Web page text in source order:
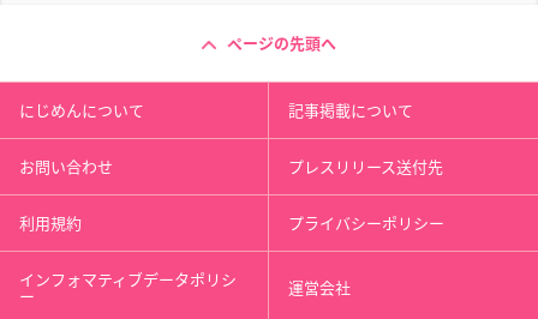
ページの先頭へ
にじめんについて 記事掲載について
お問い合わせ プレスリリース送付先
利用規約 プライバシーポリシー
インフォマティブデータポリシ
ー 運営会社